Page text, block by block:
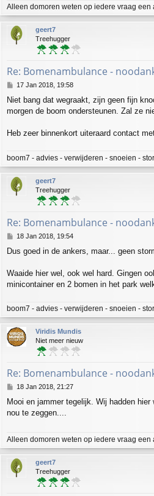
Alleen domoren weten op iedere vraag een
geert7
Treehugger
Re: Bomenambulance -
P
s
t
17 Jan 2018, 19:58
Niet bang dat wegraakt, zijn geen fijn
morgen de boom ondersteunen. Zal ze
Heb zeer binnenkort uiteraard contact
boom7 - advies - verwijderen - snoeien -
geert7
Treehugger
Re: Bomenambulance -
P
s
18 Jan 2018, 19:54
Dus goed in de ankers, maar... geen
Waaide hier wel, ook wel hard. Gingen
minicontainer en 2 bomen in het park
boom7 - advies - verwijderen - snoeien -
Viridis Mundis
Niet meer nieuw
Re: Bomenambulance -
P
s
t
18 Jan 2018, 21:27
Mooi en jammer tegelijk. Wij hadden
nou te zeggen....
Alleen domoren weten op iedere vraag een
geert7
Treehugger